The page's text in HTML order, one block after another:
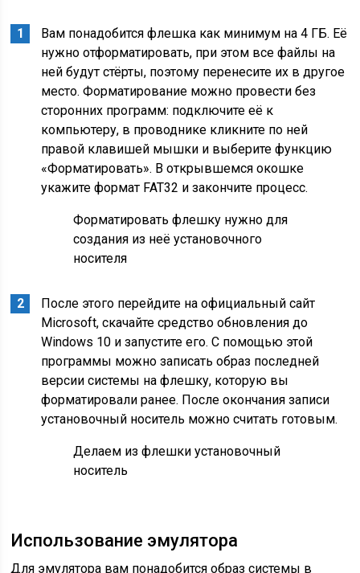
Вам понадобится флешка как минимум на 4 ГБ. Её
нужно отформатировать, при этом все файлы на
ней будут стёрты, поэтому перенесите их в другое
место. Форматирование можно провести без
сторонних программ: подключите её к
компьютеру, в проводнике кликните по ней
правой клавишей мышки и выберите функцию
«Форматировать». В открывшемся окошке
укажите формат FAT32 и закончите процесс.
Форматировать флешку нужно для
создания из неё установочного
носителя
После этого перейдите на официальный сайт
Microsoft, скачайте средство обновления до
Windows 10 и запустите его. С помощью этой
программы можно записать образ последней
версии системы на флешку, которую вы
форматировали ранее. После окончания записи
установочный носитель можно считать готовым.
Делаем из флешки установочный
носитель
Использование эмулятора
Для эмулятора вам понадобится образ системы в